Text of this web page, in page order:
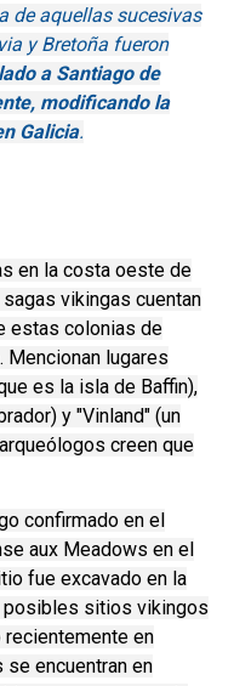
de aquellas sucesivas
y Bretoña fueron
a Santiago de
modificando la
Galicia.
en la costa oeste de
vikingas cuentan
estas colonias de
Mencionan lugares
es la isla de Baffin),
y "Vinland" (un
creen que
confirmado en el
aux Meadows en el
fue excavado en la
posibles sitios vikingos
recientemente en
encuentran en